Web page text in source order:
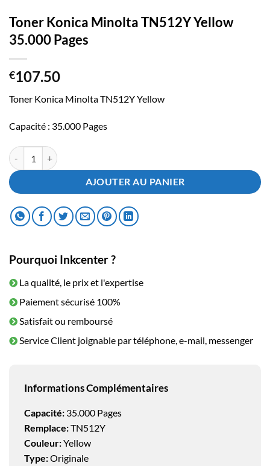
Toner Konica Minolta TN512Y Yellow
35.000 Pages
€107.50
Toner Konica Minolta TN512Y Yellow
Capacité : 35.000 Pages
quantité de Toner Konica Minolta TN512Y Yellow 35.000 Pages
AJOUTER AU PANIER
Pourquoi Inkcenter ?
La qualité, le prix et l'expertise
Paiement sécurisé 100%
Satisfait ou remboursé
Service Client joignable par téléphone, e-mail, messenger
Informations Complémentaires
Capacité: 35.000 Pages
Remplace:TN512Y
Couleur:Yellow
Type:Originale